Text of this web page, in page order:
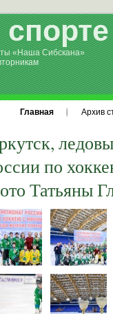
спорте
«Наша Сибскана»
Главная Архив
л
по
Татьяны